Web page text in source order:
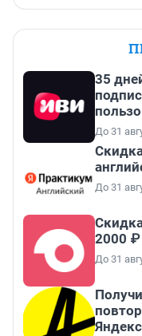
35
До 31
До 31
2000 ₽
До 31